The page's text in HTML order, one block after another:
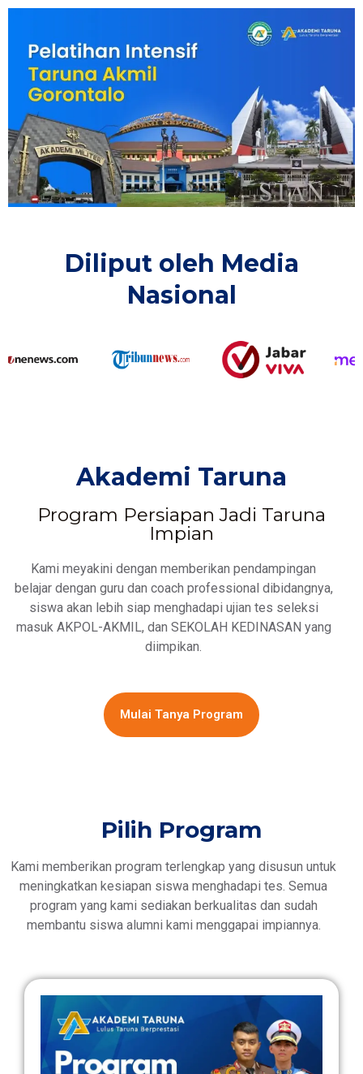
Diliput oleh Media
Nasional​
Akademi Taruna
Program Persiapan Jadi Taruna
Impian
Kami meyakini dengan memberikan pendampingan
belajar dengan guru dan coach professional dibidangnya,
siswa akan lebih siap menghadapi ujian tes seleksi
masuk AKPOL-AKMIL, dan SEKOLAH KEDINASAN yang
diimpikan.
Mulai Tanya Program
Pilih Program
Kami memberikan program terlengkap yang disusun untuk
meningkatkan kesiapan siswa menghadapi tes. Semua
program yang kami sediakan berkualitas dan sudah
membantu siswa alumni kami menggapai impiannya.